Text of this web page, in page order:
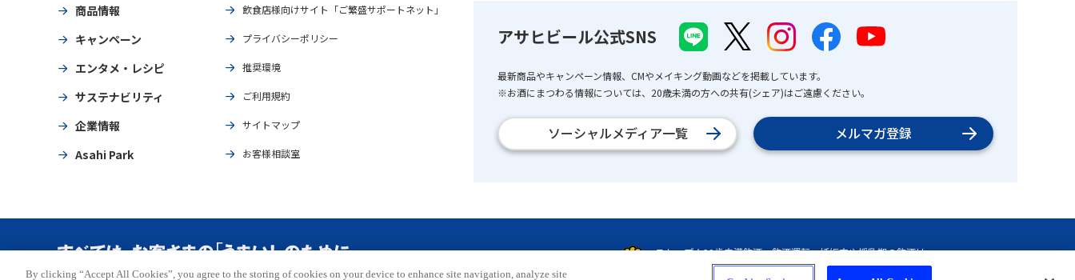
商品情報
キャンペーン
エンタメ・レシピ
サステナビリティ
企業情報
Asahi Park
飲食店様向けサイト「ご繁盛サポートネット」
プライバシーポリシー
推奨環境
ご利用規約
サイトマップ
お客様相談室
アサヒビール公式SNS
最新商品やキャンペーン情報、CMやメイキング動画などを掲載しています。
※お酒にまつわる情報については、20歳未満の方への共有(シェア)はご遠慮ください。
ソーシャルメディア一覧 メルマガ登録
By clicking “Accept All Cookies”, you agree to the storing of cookies on your device to enhance site navigation, analyze site